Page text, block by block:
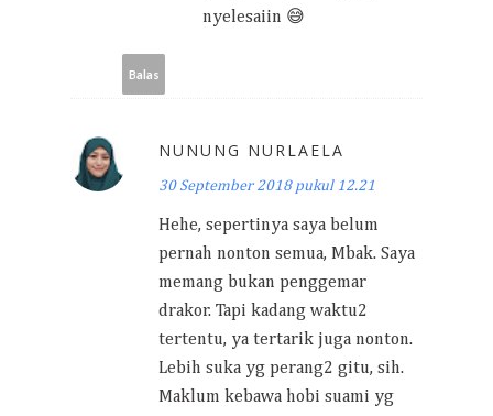
nyelesaiin 😅
Balas
NUNUNG NURLAELA
30 September 2018 pukul 12.21
Hehe, sepertinya saya belum
pernah nonton semua, Mbak. Saya
memang bukan penggemar
drakor. Tapi kadang waktu2
tertentu, ya tertarik juga nonton.
Lebih suka yg perang2 gitu, sih.
Maklum kebawa hobi suami yg